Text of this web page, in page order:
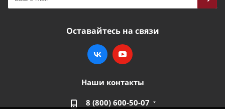
Оставайтесь на связи
Наши контакты
8 (800) 600-50-07